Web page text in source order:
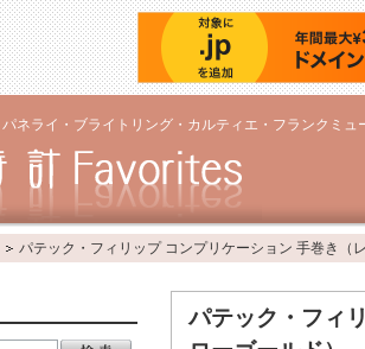
パネライ・ブライトリング・カルティエ・フランクミ
パテック・フィリップ コンプリケーション 手巻き（
パテック・フィ